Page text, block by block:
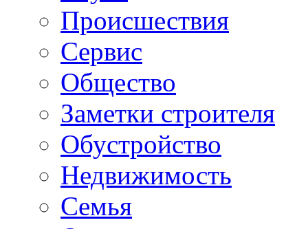
Происшествия
Сервис
Общество
Заметки строителя
Обустройство
Недвижимость
Семья